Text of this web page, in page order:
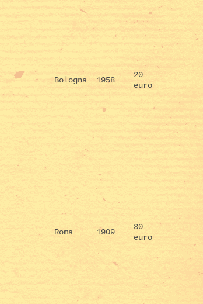
Bologna 1958
20
euro
Roma 1909
30
euro